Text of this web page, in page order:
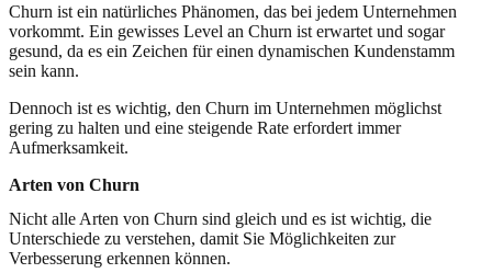
Churn ist ein natürliches Phänomen, das bei jedem Unternehmen
vorkommt. Ein gewisses Level an Churn ist erwartet und sogar
gesund, da es ein Zeichen für einen dynamischen Kundenstamm
sein kann.
Dennoch ist es wichtig, den Churn im Unternehmen möglichst
gering zu halten und eine steigende Rate erfordert immer
Aufmerksamkeit.
Arten von Churn
Nicht alle Arten von Churn sind gleich und es ist wichtig, die
Unterschiede zu verstehen, damit Sie Möglichkeiten zur
Verbesserung erkennen können.